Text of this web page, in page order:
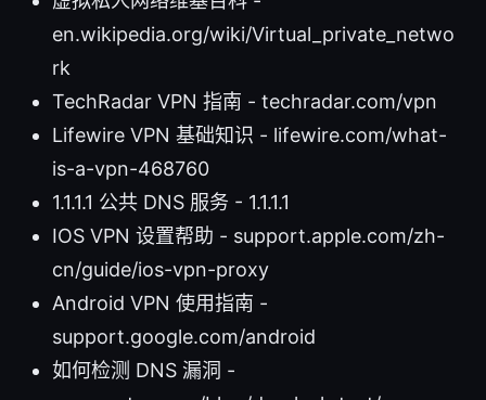
en.wikipedia.org/wiki/Virtual_private_netwo
rk
TechRadar VPN 指南 - techradar.com/vpn
Lifewire VPN 基础知识 - lifewire.com/what-
is-a-vpn-468760
1.1.1.1 公共 DNS 服务 - 1.1.1.1
IOS VPN 设置帮助 - support.apple.com/zh-
cn/guide/ios-vpn-proxy
Android VPN 使用指南 -
support.google.com/android
如何检测 DNS 漏洞 -